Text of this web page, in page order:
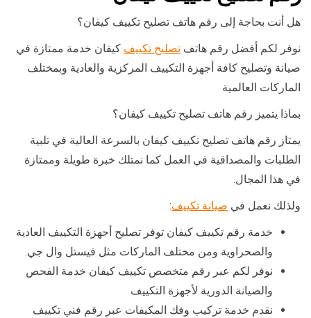
هل أنت بحاجة إلى رقم هاتف تصليح تكييف كيفان؟
نوفر لكم أفضل رقم هاتف تصليح تكييف كيفان خدمة ممتازة في
صيانة وتصليح كافة أجهزة التكييف المركزية والعادية وبمختلف
الماركات العالمية
بماذا يتميز رقم هاتف تصليح تكييف كيفان؟
يمتاز رقم هاتف تصليح تكييف كيفان بالسرعة العالية في تلبية
الطلبات والمصداقية في العمل كما نمتلك خبرة طويلة وممتازة
في هذا المجال.
ولذلك نعمل في صيانة تكييف:
خدمة رقم تكييف كيفان توفر تصليح أجهزة التكييف العادية
والصحراوية ومن مختلف الماركات مثل فيستل وال جي.
نوفر لكم عبر رقم متخصص تكييف كيفان خدمة الفحص
والصيانة الدورية لأجهزة التكييف
نقدم خدمة تركيب وفك المكيفات عبر رقم فني تكييف